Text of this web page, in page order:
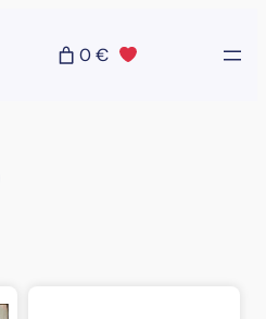
0 €